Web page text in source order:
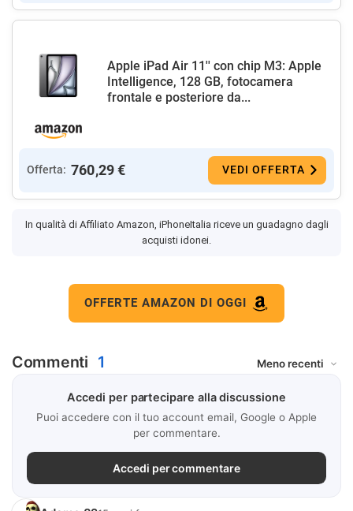
Apple iPad Air 11'' con chip M3: Apple
Intelligence, 128 GB, fotocamera
frontale e posteriore da...
Offerta: 760,29 € VEDI OFFERTA
In qualità di Affiliato Amazon, iPhoneItalia riceve un guadagno dagli
acquisti idonei.
OFFERTE AMAZON DI OGGI
Commenti 1
Accedi per partecipare alla discussione
Puoi accedere con il tuo account email, Google o Apple
per commentare.
Accedi per commentare